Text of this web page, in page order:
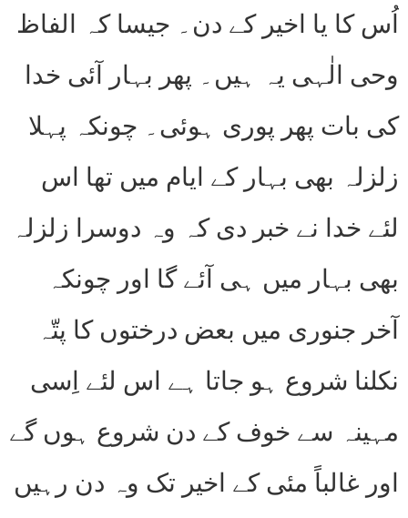
اُس کا یا اخیر کے دن۔ جیسا کہ الفاظ
وحی الٰہی یہ ہیں۔ پھر بہار آئی خدا
کی بات پھر پوری ہوئی۔ چونکہ پہلا
زلزلہ بھی بہار کے ایام میں تھا اس
لئے خدا نے خبر دی کہ وہ دوسرا زلزلہ
بھی بہار میں ہی آئے گا اور چونکہ
آخر جنوری میں بعض درختوں کا پتّہ
نکلنا شروع ہو جاتا ہے اس لئے اِسی
مہینہ سے خوف کے دن شروع ہوں گے
اور غالباً مئی کے اخیر تک وہ دن رہیں